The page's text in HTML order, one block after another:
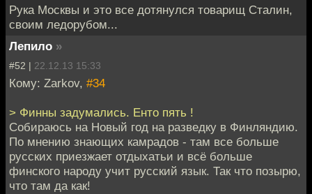
Рука Москвы и это все дотянулся товарищ Сталин,
своим ледорубом...
Лепило »
#52 | 22.12.13 15:33
Кому: Zarkov, #34
> Финны задумались. Енто пять !
Собираюсь на Новый год на разведку в Финляндию.
По мнению знающих камрадов - там все больше
русских приезжает отдыхатьи и всё больше
финского народу учит русский язык. Так что позырю,
что там да как!